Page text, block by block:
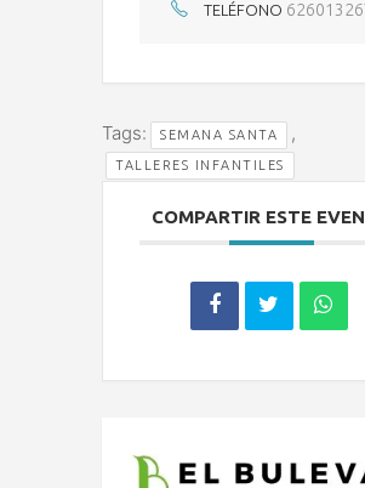
TELÉFONO
Tags: SEMANA SANTA ,
TALLERES INFANTILES
COMPARTIR ESTE